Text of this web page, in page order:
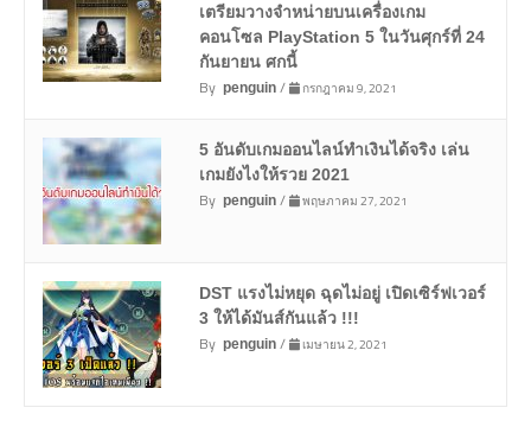
เตรียมวางจำหน่ายบนเครื่องเกม
คอนโซล PlayStation 5 ในวันศุกร์ที่ 24
กันยายน ศกนี้
By penguin/ กรกฎาคม 9, 2021
5 อันดับเกมออนไลน์ทำเงินได้จริง เล่น
เกมยังไงให้รวย 2021
By penguin/ พฤษภาคม 27, 2021
DST แรงไม่หยุด ฉุดไม่อยู่ เปิดเซิร์ฟเวอร์
3 ให้ได้มันส์กันแล้ว !!!
By penguin/ เมษายน 2, 2021